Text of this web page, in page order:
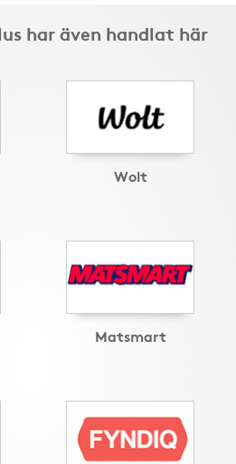
har även handlat här
Wolt
Matsmart